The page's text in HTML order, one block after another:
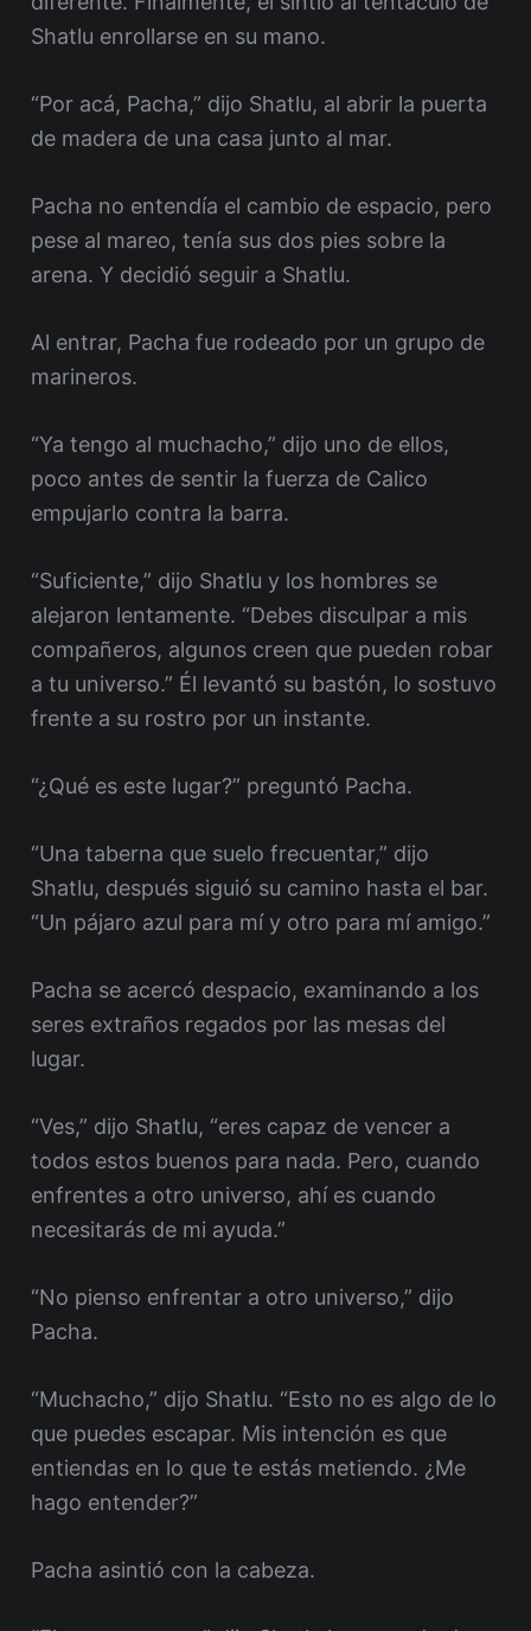
Shatlu enrollarse en su mano.
“Por acá, Pacha,” dijo Shatlu, al abrir la puerta
de madera de una casa junto al mar.
Pacha no entendía el cambio de espacio, pero
pese al mareo, tenía sus dos pies sobre la
arena. Y decidió seguir a Shatlu.
Al entrar, Pacha fue rodeado por un grupo de
marineros.
“Ya tengo al muchacho,” dijo uno de ellos,
poco antes de sentir la fuerza de Calico
empujarlo contra la barra.
“Suficiente,” dijo Shatlu y los hombres se
alejaron lentamente. “Debes disculpar a mis
compañeros, algunos creen que pueden robar
a tu universo.” Él levantó su bastón, lo sostuvo
frente a su rostro por un instante.
“¿Qué es este lugar?” preguntó Pacha.
“Una taberna que suelo frecuentar,” dijo
Shatlu, después siguió su camino hasta el bar.
“Un pájaro azul para mí y otro para mí amigo.”
Pacha se acercó despacio, examinando a los
seres extraños regados por las mesas del
lugar.
“Ves,” dijo Shatlu, “eres capaz de vencer a
todos estos buenos para nada. Pero, cuando
enfrentes a otro universo, ahí es cuando
necesitarás de mi ayuda.”
“No pienso enfrentar a otro universo,” dijo
Pacha.
“Muchacho,” dijo Shatlu. “Esto no es algo de lo
que puedes escapar. Mis intención es que
entiendas en lo que te estás metiendo. ¿Me
hago entender?”
Pacha asintió con la cabeza.